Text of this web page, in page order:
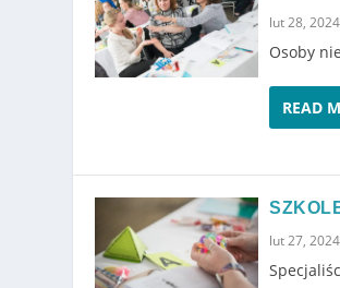
lut 28, 2024
Osoby
READ
lut 27, 2024